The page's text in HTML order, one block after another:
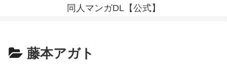
同人マンガDL【公式】
藤本アガト